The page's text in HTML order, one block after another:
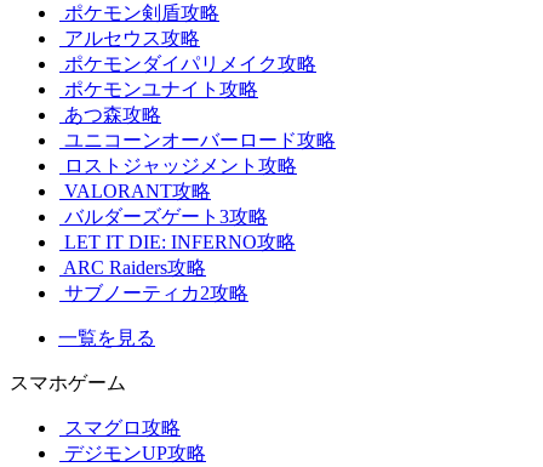
ポケモン剣盾攻略
アルセウス攻略
ポケモンダイパリメイク攻略
ポケモンユナイト攻略
あつ森攻略
ユニコーンオーバーロード攻略
ロストジャッジメント攻略
VALORANT攻略
バルダーズゲート3攻略
LET IT DIE: INFERNO攻略
ARC Raiders攻略
サブノーティカ2攻略
一覧を見る
スマホゲーム
スマグロ攻略
デジモンUP攻略